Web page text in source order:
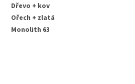
Dřevo + kov
Ořech + zlatá
Monolith 63